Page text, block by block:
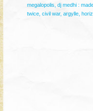
megalopolis dj medhi :
twice, civil war, argylle,